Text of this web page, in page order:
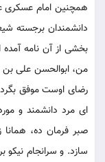
همچنین امام عسکری
دانشمندان برجسته
بخشی از آن نامه
من، ابوالحسن علی بن
رضای اوست موفق
ای مرد دانشمند و
صبر فرمان ده،
سازد. و سرانجام